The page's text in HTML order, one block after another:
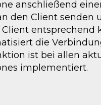
anschließend
den Client senden
entsprechend
die
ist bei allen
implementiert.